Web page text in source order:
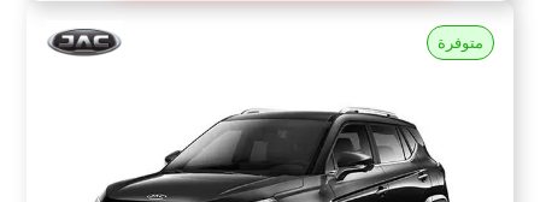
متوفرة